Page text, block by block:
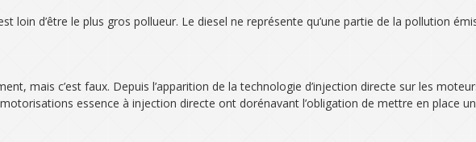
d’être le plus gros pollueur. Le diesel ne représente qu’une partie de la pollution
mais c’est faux. Depuis l’apparition de la technologie d’injection directe sur les
essence à injection directe ont dorénavant l’obligation de mettre en place